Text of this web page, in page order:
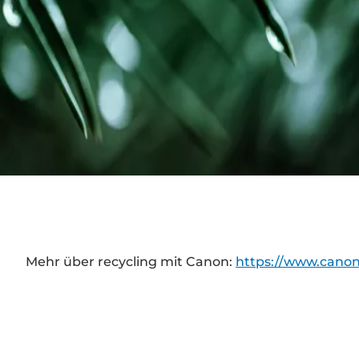
Mehr über recycling mit Canon: https://